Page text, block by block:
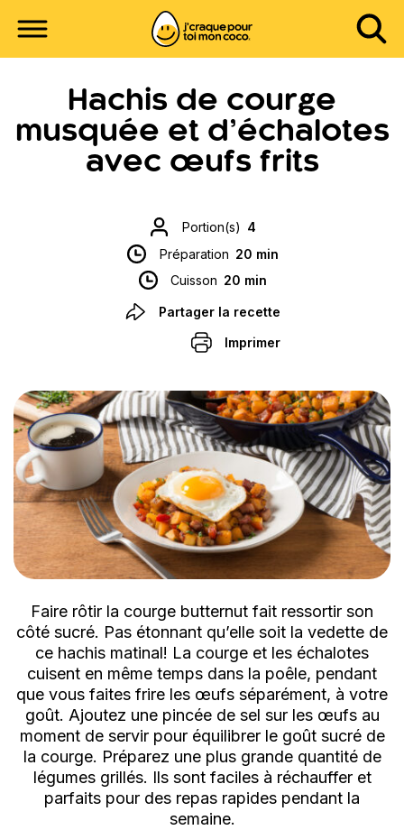
Hachis de courge
musquée et d’échalotes
avec œufs frits
Portion(s) 4
Préparation 20 min
Cuisson 20 min
Partager la recette
Imprimer
Faire rôtir la courge butternut fait ressortir son
côté sucré. Pas étonnant qu’elle soit la vedette de
ce hachis matinal! La courge et les échalotes
cuisent en même temps dans la poêle, pendant
que vous faites frire les œufs séparément, à votre
goût. Ajoutez une pincée de sel sur les œufs au
moment de servir pour équilibrer le goût sucré de
la courge. Préparez une plus grande quantité de
légumes grillés. Ils sont faciles à réchauffer et
parfaits pour des repas rapides pendant la
semaine.